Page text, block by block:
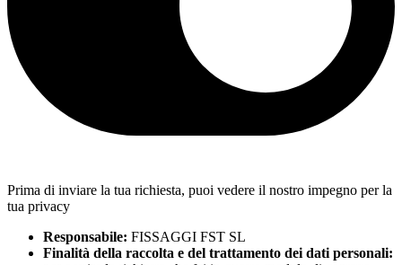
Prima di inviare la tua richiesta, puoi vedere il nostro impegno per la
tua privacy
Responsabile: FISSAGGI FST SL
Finalità della raccolta e del trattamento dei dati personali: